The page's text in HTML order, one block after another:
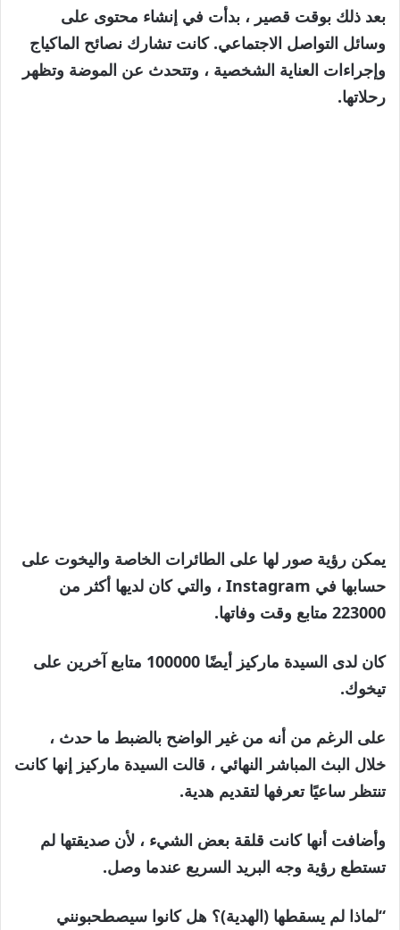
بعد ذلك بوقت قصير ، بدأت في إنشاء محتوى على
وسائل التواصل الاجتماعي. كانت تشارك نصائح الماكياج
وإجراءات العناية الشخصية ، وتتحدث عن الموضة وتظهر
رحلاتها.
يمكن رؤية صور لها على الطائرات الخاصة واليخوت على
حسابها في Instagram ، والتي كان لديها أكثر من
223000 متابع وقت وفاتها.
كان لدى السيدة ماركيز أيضًا 100000 متابع آخرين على
تيخوك.
على الرغم من أنه من غير الواضح بالضبط ما حدث ،
خلال البث المباشر النهائي ، قالت السيدة ماركيز إنها كانت
تنتظر ساعيًا تعرفها لتقديم هدية.
وأضافت أنها كانت قلقة بعض الشيء ، لأن صديقتها لم
تستطع رؤية وجه البريد السريع عندما وصل.
“لماذا لم يسقطها (الهدية)؟ هل كانوا سيصطحبونني